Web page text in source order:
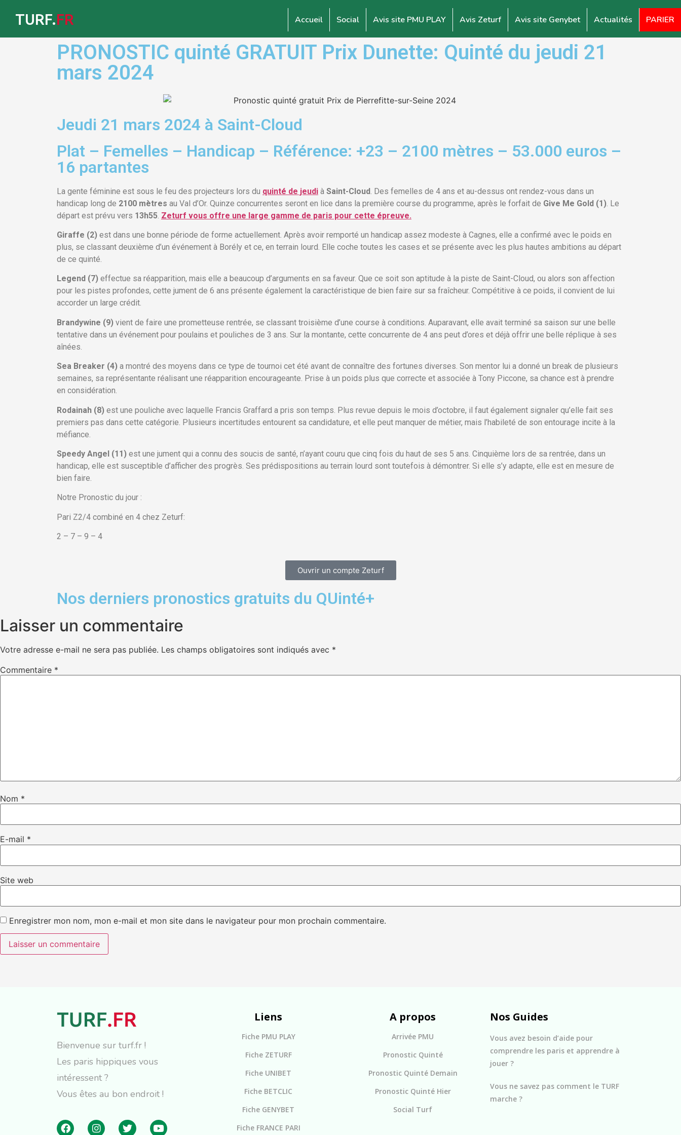
TURF.FR Accueil Social Avis site PMU PLAY Avis Zeturf Avis site Genybet Actualités PARIER
PRONOSTIC quinté GRATUIT Prix Dunette: Quinté du jeudi 21
mars 2024
Jeudi 21 mars 2024 à Saint-Cloud
Plat – Femelles – Handicap – Référence: +23 – 2100 mètres – 53.000 euros –
16 partantes
La gente féminine est sous le feu des projecteurs lors du quinté de jeudi à Saint-Cloud . Des femelles de 4 ans et au-dessus ont rendez-vous dans un
handicap long de 2100 mètres au Val d’Or. Quinze concurrentes seront en lice dans la première course du programme, après le forfait de Give Me Gold (1) . Le
départ est prévu vers 13h55 Zeturf vous offre une large gamme de paris pour cette épreuve.
Giraffe (2) est dans une bonne période de forme actuellement. Après avoir remporté un handicap assez modeste à Cagnes, elle a confirmé avec le poids en
plus, se classant deuxième d’un événement à Borély et ce, en terrain lourd. Elle coche toutes les cases et se présente avec les plus hautes ambitions au départ
de ce quinté.
Legend (7) effectue sa réapparition, mais elle a beaucoup d’arguments en sa faveur. Que ce soit son aptitude à la piste de Saint-Cloud, ou alors son affection
pour les pistes profondes, cette jument de 6 ans présente également la caractéristique de bien faire sur sa fraîcheur. Compétitive à ce poids, il convient de lui
accorder un large crédit.
Brandywine (9) vient de faire une prometteuse rentrée, se classant troisième d’une course à conditions. Auparavant, elle avait terminé sa saison sur une belle
tentative dans un événement pour poulains et pouliches de 3 ans. Sur la montante, cette concurrente de 4 ans peut d’ores et déjà offrir une belle réplique à ses
aînées.
Sea Breaker (4) a montré des moyens dans ce type de tournoi cet été avant de connaître des fortunes diverses. Son mentor lui a donné un break de plusieurs
semaines, sa représentante réalisant une réapparition encourageante. Prise à un poids plus que correcte et associée à Tony Piccone, sa chance est à prendre
en considération.
Rodainah (8) est une pouliche avec laquelle Francis Graffard a pris son temps. Plus revue depuis le mois d’octobre, il faut également signaler qu’elle fait ses
premiers pas dans cette catégorie. Plusieurs incertitudes entourent sa candidature, et elle peut manquer de métier, mais l’habileté de son entourage incite à la
méfiance.
Speedy Angel (11) est une jument qui a connu des soucis de santé, n’ayant couru que cinq fois du haut de ses 5 ans. Cinquième lors de sa rentrée, dans un
handicap, elle est susceptible d’afficher des progrès. Ses prédispositions au terrain lourd sont toutefois à démontrer. Si elle s’y adapte, elle est en mesure de
bien faire.
Notre Pronostic du jour :
Pari Z2/4 combiné en 4 chez Zeturf:
2 – 7 – 9 – 4
Ouvrir un compte Zeturf
Nos derniers pronostics gratuits du QUinté+
Laisser un commentaire
Votre adresse e-mail ne sera pas publiée. Les champs obligatoires sont indiqués avec *
Commentaire *
Nom *
E-mail *
Site web
Enregistrer mon nom, mon e-mail et mon site dans le navigateur pour mon prochain commentaire.
Bienvenue sur turf.fr !
Les paris hippiques vous
intéressent ?
Vous êtes au bon endroit !
Liens
Fiche PMU PLAY
Fiche ZETURF
Fiche UNIBET
Fiche BETCLIC
Fiche GENYBET
Fiche FRANCE PARI
A propos
Arrivée PMU
Pronostic Quinté
Pronostic Quinté Demain
Pronostic Quinté Hier
Social Turf
Nos Guides
Vous avez besoin d’aide pour
comprendre les paris et apprendre à
jouer ?
Vous ne savez pas comment le TURF
marche ?